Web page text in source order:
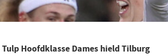
Hoofdklasse Dames hield Tilburg